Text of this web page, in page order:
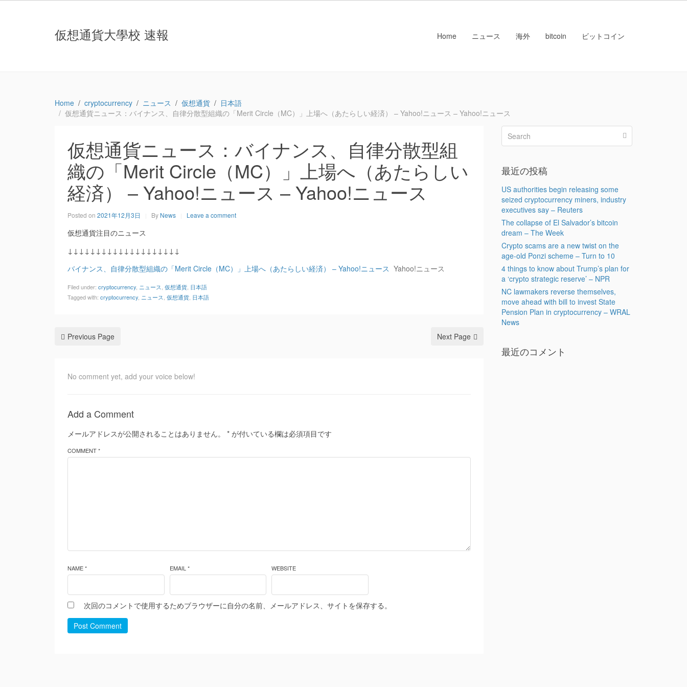
仮想通貨大學校 速報 Home ニュース 海外 bitcoin ビットコイン
Home cryptocurrency ニュース 仮想通貨
日本語
仮想通貨ニュース：バイナンス、自律分散型組織の「Merit Circle（MC）」上場へ（あたらしい経済） – Yahoo!ニュース – Yahoo!ニュース
仮想通貨ニュース：バイナンス、自律分散型組
織の「Merit Circle（MC）」上場へ（あたらしい
経済） – Yahoo!ニュース – Yahoo!ニュース
Posted on 2021年12月3日 By News Leave a comment
仮想通貨注目のニュース
↓↓↓↓↓↓↓↓↓↓↓↓↓↓↓↓↓↓↓↓
バイナンス、自律分散型組織の「Merit Circle（MC）」上場へ（あたらしい経済） – Yahoo!ニュース Yahoo!ニュース
Filed under: cryptocurrency ニュース 仮想通貨 日本語
Tagged with: cryptocurrency ニュース 仮想通貨 日本語
Previous Page Next Page
No comment yet, add your voice below!
Add a Comment
メールアドレスが公開されることはありません。 * が付いている欄は必須項目です
COMMENT *
NAME * EMAIL * WEBSITE
次回のコメントで使用するためブラウザーに自分の名前、メールアドレス、サイトを保存する。
Post Comment
最近の投稿
US authorities begin releasing some
seized cryptocurrency miners, industry
executives say – Reuters
The collapse of El Salvador’s bitcoin
dream – The Week
Crypto scams are a new twist on the
age-old Ponzi scheme – Turn to 10
4 things to know about Trump’s plan for
a ‘crypto strategic reserve’ – NPR
NC lawmakers reverse themselves,
move ahead with bill to invest State
Pension Plan in cryptocurrency – WRAL
News
最近のコメント